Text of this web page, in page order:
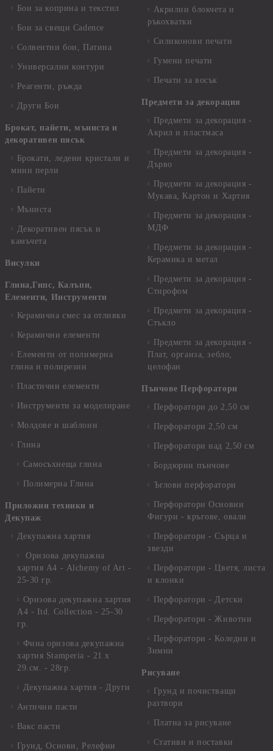
Бои за коприна и текстил
Бои за свещи Cadence
Солвентни бои, Патина
Универсални контури
Реагенти, ръжда
Други Бои
Брокат, пайети, мъниста и
декоративен пясък
Брокати, ледени кристали и
мини перли
Пайети
Мъниста
Декоративен пясък и
камъчета
Висулки
Глина,Гипс, Калъпи,
Елементи, Инструменти
Керамична смес за отливки
Керамични елементи
Елементи от полимерна
глина и полирезин
Пластични елементи
Инструменти за моделиране
Молдове и шаблони
Глина
Самосъхнеща глина
Полимерна Глина
Приложни техники и
Декупаж
Декупажна хартия
Оризова декупажна
хартия А4 - Alchemy of Art -
25-30 гр.
Оризова декупажна хартия
А4 - Itd. Collection - 25-30
гр.
Фина оризова декупажна
хартия Stamperia - 21 х
29.см. - 28гр.
Декупажна хартия - Други
Антични пасти
Вакс пасти
Грунд, Основи, Релефни
Акрилни блокчета и
ръкохватки
Силиконови печати
Гумени печати
Печати за восък
Предмети за декорация
Предмети за декорация -
Акрил и пластмаса
Предмети за декорация -
Дърво
Предмети за декорация -
Мукава, Картон и Хартия
Предмети за декорация -
МДФ
Предмети за декорация -
Керамика и метал
Предмети за декорация -
Стирофом
Предмети за декорация -
Стъкло
Предмети за декорация -
Плат, органза, зебло,
целофан
Пънчове Перфоратори
Перфоратори до 2,50 см
Перфоратори 2,50 см
Перфоратори над 2,50 см
Бордюрни пънчове
Ъглови перфоратори
Перфоратори Основни
Фигури - кръгове, овали
Перфоратори - Сърца и
звезди
Перфоратори - Цветя, листа
и клонки
Перфоратори - Детски
Перфоратори - Животни
Перфоратори - Коледни и
Зимни
Рисуване
Грунд и почистващи
разтвори
Платна за рисуване
Стативи и поставки